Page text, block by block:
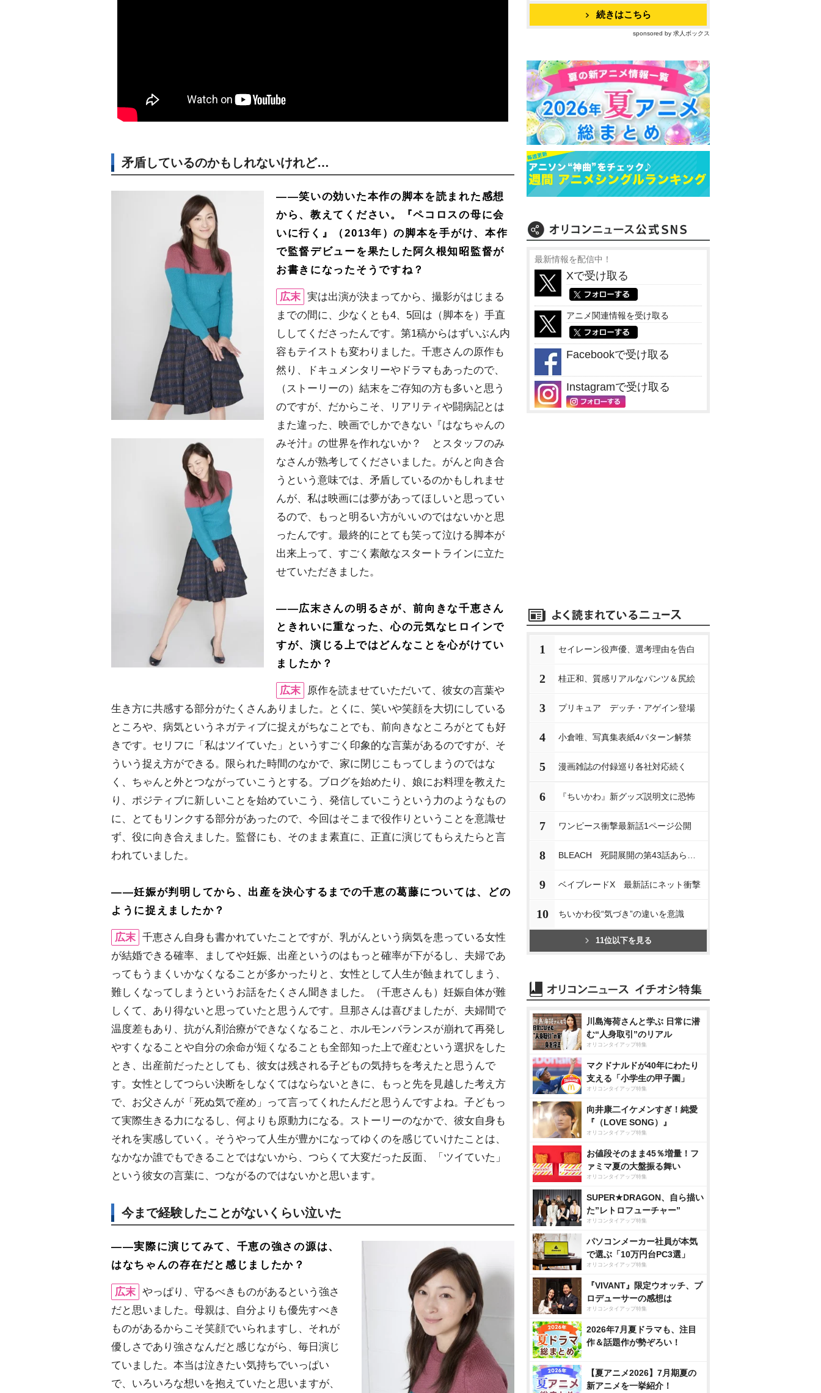
矛盾しているのかもしれないけれど…
――笑いの効いた本作の脚本を読まれた感想
から、教えてください。『ペコロスの母に会
いに行く』（2013年）の脚本を手がけ、本作
で監督デビューを果たした阿久根知昭監督が
お書きになったそうですね？
広末 実は出演が決まってから、撮影がはじまる
までの間に、少なくとも4、5回は（脚本を）手直
ししてくださったんです。第1稿からはずいぶん内
容もテイストも変わりました。千恵さんの原作も
然り、ドキュメンタリーやドラマもあったので、
（ストーリーの）結末をご存知の方も多いと思う
のですが、だからこそ、リアリティや闘病記とは
また違った、映画でしかできない『はなちゃんの
みそ汁』の世界を作れないか？ とスタッフのみ
なさんが熟考してくださいました。がんと向き合
うという意味では、矛盾しているのかもしれませ
んが、私は映画には夢があってほしいと思ってい
るので、もっと明るい方がいいのではないかと思
ったんです。最終的にとても笑って泣ける脚本が
出来上って、すごく素敵なスタートラインに立た
せていただきました。
――広末さんの明るさが、前向きな千恵さん
ときれいに重なった、心の元気なヒロインで
すが、演じる上ではどんなことを心がけてい
ましたか？
広末
原作を読ませていただいて、彼女の言葉
生き方に共感する部分がたくさんありました。とくに、笑いや笑顔を大切にしている
ところや、病気というネガティブに捉えがちなことでも、前向きなところがとても好
きです。セリフに「私はツイていた」というすごく印象的な言葉があるのですが、そ
ういう捉え方ができる。限られた時間のなかで、家に閉じこもってしまうのではな
く、ちゃんと外とつながっていこうとする。ブログを始めたり、娘にお料理を教えた
り、ポジティブに新しいことを始めていこう、発信していこうという力のようなもの
に、とてもリンクする部分があったので、今回はそこまで役作りということを意識せ
ず、役に向き合えました。監督にも、そのまま素直に、正直に演じてもらえたらと言
われていました。
――妊娠が判明してから、出産を決心するまでの千恵の葛藤については、どの
ように捉えましたか？
広末 千恵さん自身も書かれていたことですが、乳がんという病気を患っている女性
が結婚できる確率、ましてや妊娠、出産というのはもっと確率が下がるし、夫婦であ
ってもうまくいかなくなることが多かったりと、女性として人生が蝕まれてしまう、
難しくなってしまうというお話をたくさん聞きました。（千恵さんも）妊娠自体が難
しくて、あり得ないと思っていたと思うんです。旦那さんは喜びましたが、夫婦間で
温度差もあり、抗がん剤治療ができなくなること、ホルモンバランスが崩れて再発し
すくなることや自分の余命が短くなることも全部知った上で産むという選択をした
とき、出産前だったとしても、彼女は残される子どもの気持ちを考えたと思うんで
す。女性としてつらい決断をしなくてはならないときに、もっと先を見越した考え方
で、お父さんが「死ぬ気で産め」って言ってくれたんだと思うんですよね。子どもっ
て実際生きる力になるし、何よりも原動力になる。ストーリーのなかで、彼女自身も
それを実感していく。そうやって人生が豊かになってゆくのを感じていけたことは、
なかなか誰でもできることではないから、つらくて大変だった反面、「ツイていた」
という彼女の言葉に、つながるのではないかと思います。
今まで経験したことがないくらい泣いた
――実際に演じてみて、千恵の強さの源は、
はなちゃんの存在だと感じましたか？
広末 っぱり、守るべきものがあるという強さ
だと思いました。母親は、自分よりも優先すべき
ものがあるからこそ笑顔でいられますし、それが
優しさであり強さなんだと感じながら、毎日演じ
ていました。本当は泣きたい気持ちでいっぱい
で、いろいろな想いを抱えていたと思いますが、
続きはこちら
sponsored by 求人ボックス
最新情報を配信中！
Xで受け取る
アニメ関連情報を受け取る
Facebookで受け取る
Instagramで受け取る
1 セイレーン役声優、選考理由を告白
2 桂正和、質感リアルなパンツ＆尻絵
3 プリキュア デッチ・アゲイン登場
4 小倉唯、写真集表紙4パターン解禁
5 漫画雑誌の付録巡り各社対応続く
6 『ちいかわ』新グッズ説明文に恐怖
7 ワンピース衝撃最新話1ページ公開
8 BLEACH 死闘展開の第43話あらすじ
9 ベイブレードX 最新話にネット衝撃
10 ちいかわ役“気づき”の違いを意識
11位以下を見る
川島海荷さんと学ぶ 日常に潜
む“人身取引”のリアル
オリコンタイアップ特集
マクドナルドが40年にわたり
支える「小学生の甲子園」
オリコンタイアップ特集
向井康二イケメンすぎ！純愛
『（LOVE SONG）』
オリコンタイアップ特集
お値段そのまま45％増量！フ
ァミマ夏の大盤振る舞い
オリコンタイアップ特集
SUPER★DRAGON、自ら描い
た”レトロフューチャー”
オリコンタイアップ特集
パソコンメーカー社員が本気
で選ぶ「10万円台PC3選」
オリコンタイアップ特集
『VIVANT』限定ウオッチ、プ
ロデューサーの感想は
オリコンタイアップ特集
2026年7月夏ドラマも、注目
作＆話題作が勢ぞろい！
【夏アニメ2026】7月期夏の
新アニメを一挙紹介！